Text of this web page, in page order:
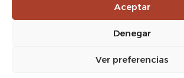
Aceptar
Denegar
Ver preferencias
Terminos y
Log In